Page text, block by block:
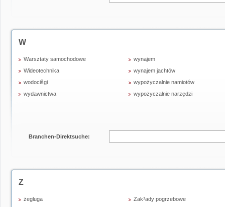
W
Warsztaty samochodowe
Wideotechnika
wodocišgi
wydawnictwa
wynajem
wynajem jachtów
wypożyczalnie namiotów
wypożyczalnie narzędzi
Branchen-Direktsuche:
Z
żegluga
Zak³ady pogrzebowe